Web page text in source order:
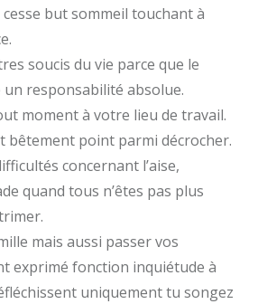
but sommeil touchant à
soucis du vie parce que le
un responsabilité absolue.
moment à votre lieu de travail.
bêtement point parmi décrocher.
concernant l’aise,
quand tous n’êtes pas plus
mais aussi passer vos
exprimé fonction inquiétude à
uniquement tu songez